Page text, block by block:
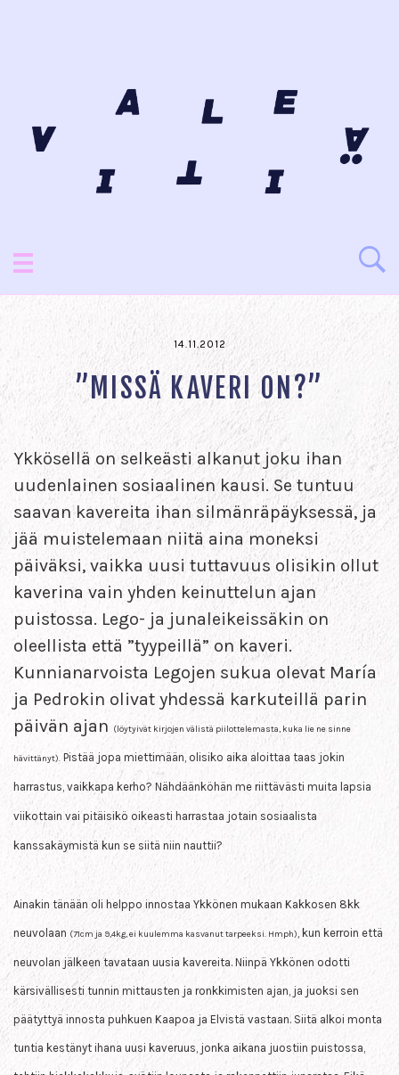
14.11.2012
”MISSÄ KAVERI ON?”
Ykkösellä on selkeästi alkanut joku ihan
uudenlainen sosiaalinen kausi. Se tuntuu
saavan kavereita ihan silmänräpäyksessä, ja
jää muistelemaan niitä aina moneksi
päiväksi, vaikka uusi tuttavuus olisikin ollut
kaverina vain yhden keinuttelun ajan
puistossa. Lego- ja junaleikeissäkin on
oleellista että ”tyypeillä” on kaveri.
Kunnianarvoista Legojen sukua olevat María
ja Pedrokin olivat yhdessä karkuteillä parin
päivän ajan (löytyivät kirjojen välistä piilottelemasta, kuka lie ne sinne
hävittänyt). Pistää jopa miettimään, olisiko aika aloittaa taas jokin
harrastus, vaikkapa kerho? Nähdäänköhän me riittävästi muita lapsia
viikottain vai pitäisikö oikeasti harrastaa jotain sosiaalista
kanssakäymistä kun se siitä niin nauttii?
Ainakin tänään oli helppo innostaa Ykkönen mukaan Kakkosen 8kk
neuvolaan (71cm ja 9,4kg, ei kuulemma kasvanut tarpeeksi. Hmph) , kun kerroin että
neuvolan jälkeen tavataan uusia kavereita. Niinpä Ykkönen odotti
kärsivällisesti tunnin mittausten ja ronkkimisten ajan, ja juoksi sen
päätyttyä innosta puhkuen Kaapoa ja Elvistä vastaan. Siitä alkoi monta
tuntia kestänyt ihana uusi kaveruus, jonka aikana juostiin puistossa,